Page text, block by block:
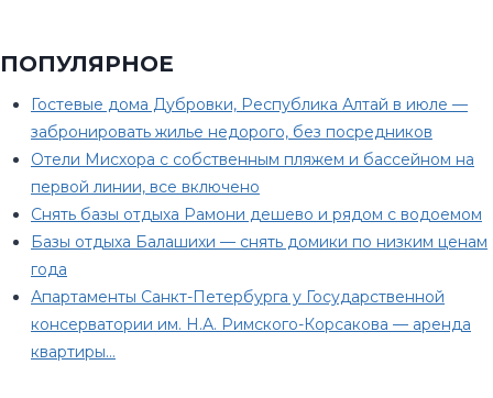
ПОПУЛЯРНОЕ
Гостевые дома Дубровки, Республика Алтай в июле —
забронировать жилье недорого, без посредников
Отели Мисхора с собственным пляжем и бассейном на
первой линии, все включено
Снять базы отдыха Рамони дешево и рядом с водоемом
Базы отдыха Балашихи — снять домики по низким ценам
года
Апартаменты Санкт-Петербурга у Государственной
консерватории им. Н.А. Римского-Корсакова — аренда
квартиры…